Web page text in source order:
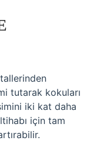
tutarak kokuları
iki kat daha
için tam